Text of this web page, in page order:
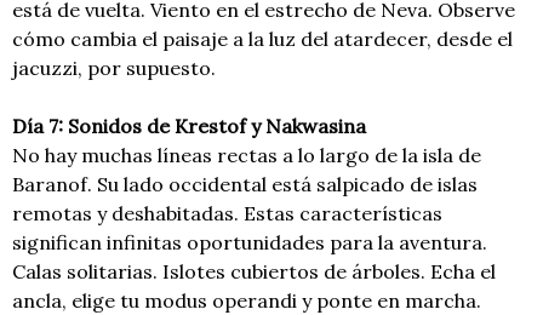
está de vuelta. Viento en el estrecho de Neva. Observe
cómo cambia el paisaje a la luz del atardecer, desde el
jacuzzi, por supuesto.
Día 7: Sonidos de Krestof y Nakwasina
No hay muchas líneas rectas a lo largo de la isla de
Baranof. Su lado occidental está salpicado de islas
remotas y deshabitadas. Estas características
significan infinitas oportunidades para la aventura.
Calas solitarias. Islotes cubiertos de árboles. Echa el
ancla, elige tu modus operandi y ponte en marcha.